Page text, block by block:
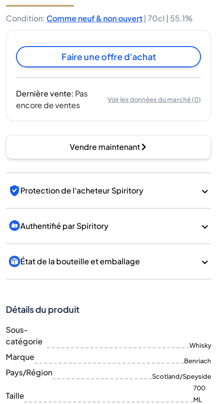
Condition: Comme neuf & non ouvert | 70cl | 55.1%
Faire une offre d'achat
Dernière vente: Pas
encore de ventes
Voir les données du marché(0)
Vendre maintenant
Protection de l'acheteur Spiritory
Authentifié par Spiritory
État de la bouteille et emballage
Détails du produit
Sous-
catégorie
Whisky
Marque Benriach
Pays/Région Scotland/Speyside
Taille
700
ML